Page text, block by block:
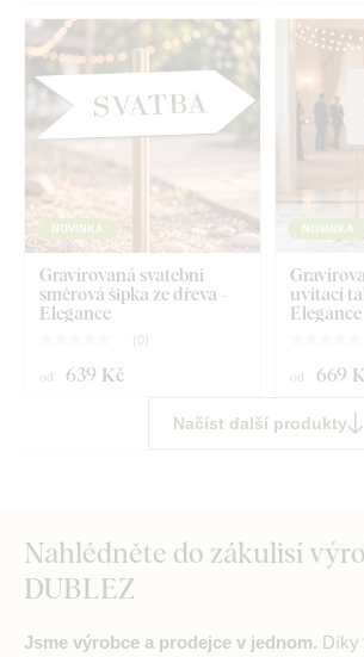
NOVINKA
Gravírovaná svatební
směrová šipka ze dřeva -
Elegance
( 0)
od 639 Kč
NOVINKA
uvítací
Elegance
od 669
Načíst další produkty
Nahlédněte do zákulisí
DUBLEZ
Jsme výrobce a prodejce v jednom. Díky